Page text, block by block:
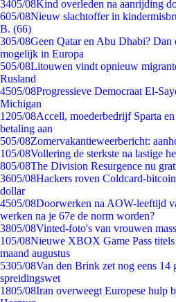
3405/08Kind overleden na aanrijding
605/08Nieuw slachtoffer in
B. (66)
305/08Geen Qatar en Abu Dhabi? Dan
mogelijk in Europa
505/08Litouwen vindt opnieuw
Rusland
4505/08Progressieve Democraat El-
Michigan
1205/08Accell, moederbedrijf Sparta
betaling aan
505/08Zomervakantieweerbericht:
105/08Vollering de sterkste na lastige
805/08The Division Resurgence nu
3605/08Hackers roven Coldcard-
dollar
4505/08Doorwerken na AOW-leeftijd
werken na je 67e de norm worden?
3805/08Vinted-foto's van vrouwen
105/08Nieuwe XBOX Game Pass
maand augustus
5305/08Van den Brink zet nog eens 14
spreidingswet
1805/08Iran overweegt Europese hulp